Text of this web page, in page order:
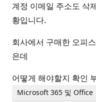
계정 이메일 주소도 삭
황입니다.
회사에서 구매한 오피
은데
어떻게 해야할지 확인
Microsoft 365 및